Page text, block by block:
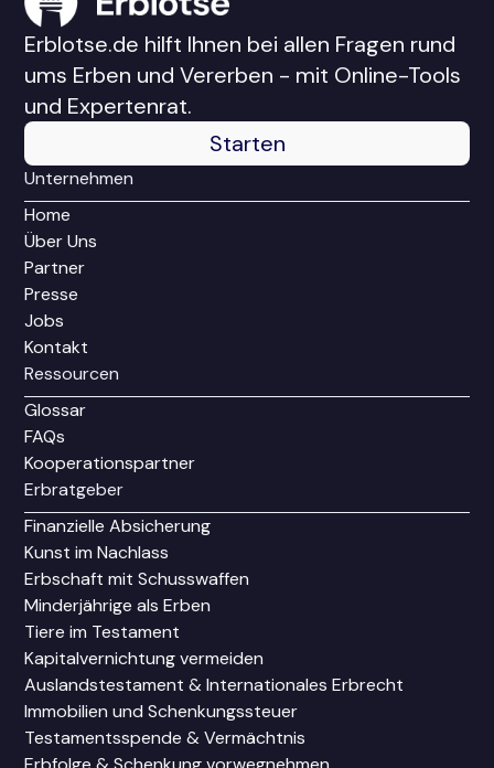
Erblotse.de hilft Ihnen bei allen Fragen rund
ums Erben und Vererben - mit Online-Tools
und Expertenrat.
Starten
Unternehmen
Home
Über Uns
Partner
Presse
Jobs
Kontakt
Ressourcen
Glossar
FAQs
Kooperationspartner
Erbratgeber
Finanzielle Absicherung
Kunst im Nachlass
Erbschaft mit Schusswaffen
Minderjährige als Erben
Tiere im Testament
Kapitalvernichtung vermeiden
Auslandstestament & Internationales Erbrecht
Immobilien und Schenkungssteuer
Testamentsspende & Vermächtnis